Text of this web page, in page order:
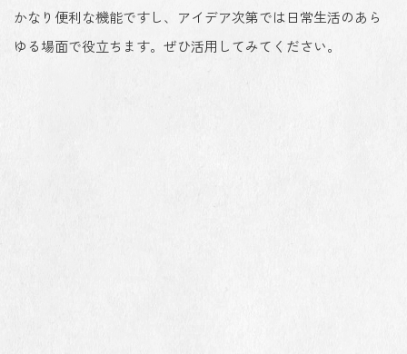
かなり便利な機能ですし、アイデア次第では日常生活のあら
ゆる場面で役立ちます。ぜひ活用してみてください。